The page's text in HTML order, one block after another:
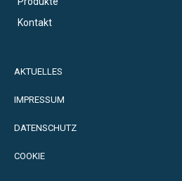
Kontakt
AKTUELLES
IMPRESSUM
DATENSCHUTZ
COOKIE